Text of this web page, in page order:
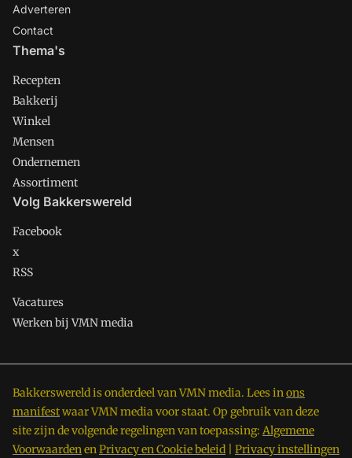
Adverteren
Contact
Thema's
Recepten
Bakkerij
Winkel
Mensen
Ondernemen
Assortiment
Volg Bakkerswereld
Facebook
x
RSS
Vacatures
Werken bij VMN media
Bakkerswereld is onderdeel van VMN media. Lees inons
manifestwaar VMN media voor staat. Op gebruik van deze
site zijn de volgende regelingen van toepassing: Algemene
VoorwaardenenPrivacy en Cookie beleid Privacy instellingen